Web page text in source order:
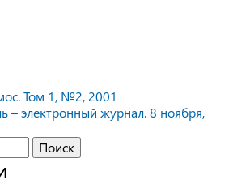
Том 1, №2, 2001
– электронный журнал. 8 ноября,